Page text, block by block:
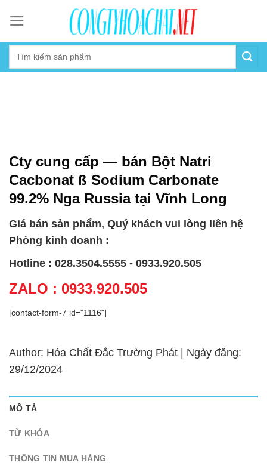
content
Cty cung cấp — bán Bột Natri
Cacbonat ß Sodium Carbonate
99.2% Nga Russia tại Vĩnh Long
Giá bán sản phẩm, Quý khách vui lòng liên hệ
Phòng kinh doanh :
Hotline : 028.3504.5555 - 0933.920.505
ZALO : 0933.920.505
[contact-form-7 id="1116"]
Author: Hóa Chất Đắc Trường Phát | Ngày đăng:
29/12/2024
MÔ TẢ
TỪ KHÓA
THÔNG TIN MUA HÀNG